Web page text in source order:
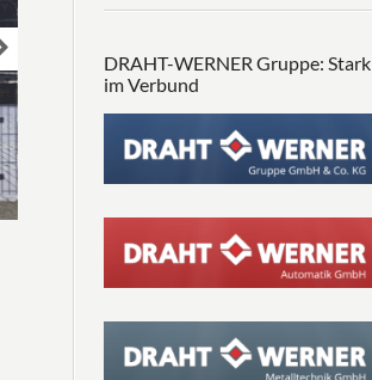
DRAHT-WERNER Gruppe: Stark
im Verbund